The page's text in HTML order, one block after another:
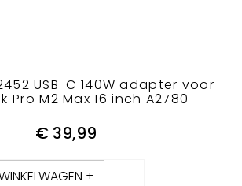
USB-C 140W adapter voor
Pro M2 Max 16 inch A2780
€ 39,99
+